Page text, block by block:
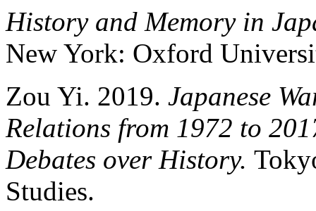
History and Memory in
New York: Oxford
Zou Yi. 2019. Japanese
Relations from 1972 to
Debates over History.
Studies.